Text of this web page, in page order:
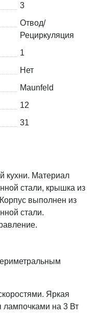
3
Отвод/
Рециркуляция
1
Нет
Maunfeld
12
31
кухни. Материал
стали, крышка из
выполнен из
стали.
Яркая
лампочками на 3 Вт